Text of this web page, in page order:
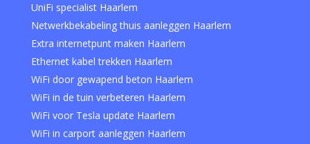
UniFi specialist Haarlem
Netwerkbekabeling thuis aanleggen Haarlem
Extra internetpunt maken Haarlem
Ethernet kabel trekken Haarlem
WiFi door gewapend beton Haarlem
WiFi in de tuin verbeteren Haarlem
WiFi voor Tesla update Haarlem
WiFi in carport aanleggen Haarlem